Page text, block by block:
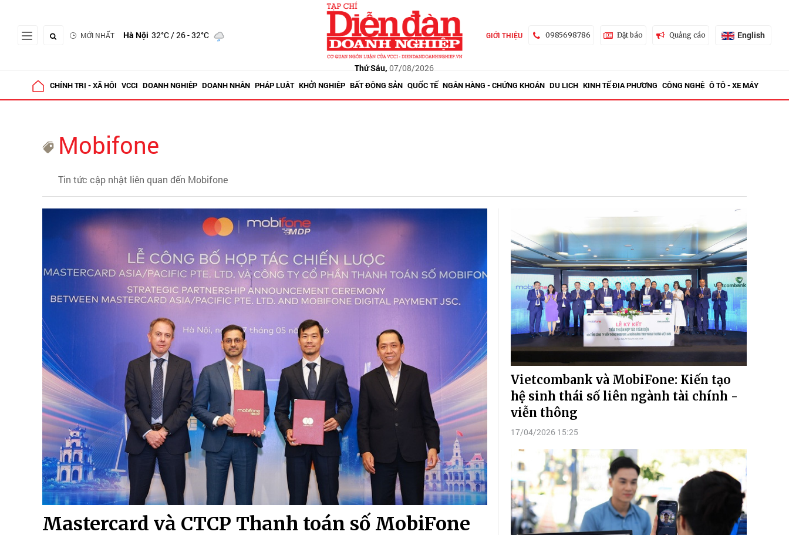
MỚI NHẤT Hà Nội 32°C/ 26 - 32°C
Thứ Sáu, 07/08/2026
GIỚI THIỆU 0985698786 Đặt báo Quảng cáo English
CHÍNH TRỊ - XÃ HỘI VCCI DOANH NGHIỆP DOANH NHÂN PHÁP LUẬT KHỞI NGHIỆP BẤT ĐỘNG SẢN QUỐC TẾ NGÂN HÀNG - CHỨNG KHOÁN DU LỊCH KINH TẾ ĐỊA PHƯƠNG CÔNG NGHỆ Ô TÔ - XE MÁY
Mobifone
Tin tức cập nhật liên quan đến Mobifone
Mastercard và CTCP Thanh toán số MobiFone
Vietcombank và MobiFone: Kiến tạo
hệ sinh thái số liên ngành tài chính -
viễn thông
17/04/2026 15:25